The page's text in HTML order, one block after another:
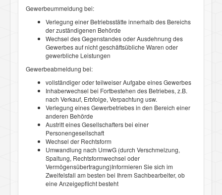
Gewerbeummeldung bei:
Verlegung einer Betriebsstätte innerhalb des Bereichs
der zuständigenen Behörde
Wechsel des Gegenstandes oder Ausdehnung des
Gewerbes auf nicht geschäftsübliche Waren oder
gewerbliche Leistungen
Gewerbeabmeldung bei:
vollständiger oder teilweiser Aufgabe eines Gewerbes
Inhaberwechsel bei Fortbestehen des Betriebes, z.B.
nach Verkauf, Erbfolge, Verpachtung usw.
Verlegung eines Gewerbetriebes in den Bereich einer
anderen Behörde
Austritt eines Gesellschafters bei einer
Personengesellschaft
Wechsel der Rechtsform
Umwandlung nach UmwG (durch Verschmelzung,
Spaltung, Rechtsformwechsel oder
Vermögensübertragung)Informieren Sie sich im
Zweifelsfall am besten bei Ihrem Sachbearbeiter, ob
eine Anzeigepflicht besteht